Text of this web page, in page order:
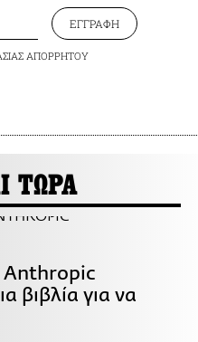
ΕΓΓΡΑΦΗ
ΑΠΟΡΡΗΤΟΥ
ΤΩΡΑ
Anthropic
βιβλία για να